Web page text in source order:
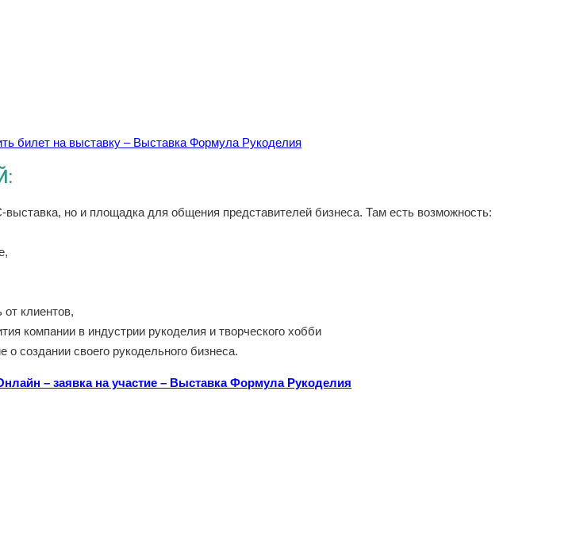
билет на выставку – Выставка Формула Рукоделия
но и площадка для общения представителей бизнеса. Там есть возможность:
клиентов,
компании в индустрии рукоделия и творческого хобби
создании своего рукодельного бизнеса.
– заявка на участие – Выставка Формула Рукоделия